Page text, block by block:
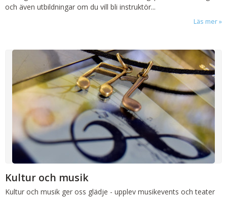
och även utbildningar om du vill bli instruktör...
Läs mer
Kultur och musik
Kultur och musik ger oss glädje - upplev musikevents och teater